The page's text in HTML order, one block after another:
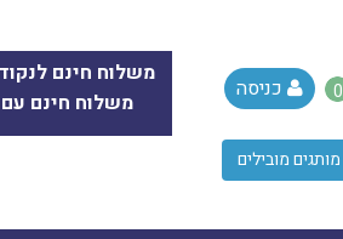
משלוח חינם לנקודת
משלוח חינם עם
0 כניסה
מותגים מובילים